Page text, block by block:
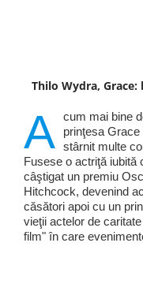
Thilo Wydra,
A cum mai bine
prinţesa
stârnit multe
Fusese o actriţă iubită
câştigat un premiu
Hitchcock, devenind
căsători apoi cu un
vieţii actelor de
film" în care